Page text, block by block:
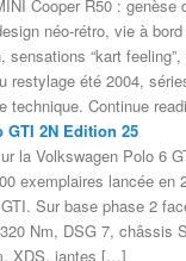
Cooper R50 : genèse
néo-rétro, vie à
sensations “kart
restylage été 2004,
technique. Continue
GTI 2N Edition 25
la Volkswagen Polo 6
exemplaires lancée en
Sur base phase 2
Nm, DSG 7, châssis
XDS, jantes […]